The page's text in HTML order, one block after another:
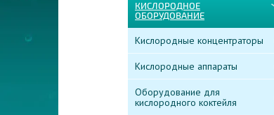
КИСЛОРОДНОЕ
ОБОРУДОВАНИЕ
Кислородные концентраторы
Кислородные аппараты
Оборудование для
кислородного коктейля